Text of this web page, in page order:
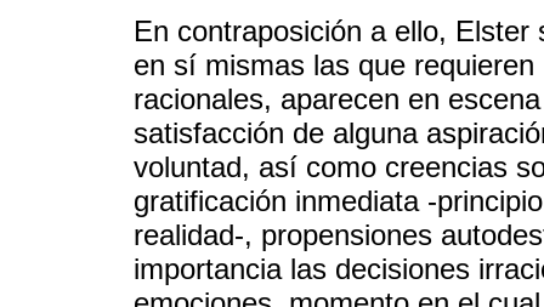
En contraposición a ello,
en sí mismas las que
racionales, aparecen en
satisfacción de alguna
voluntad, así como creencias
gratificación inmediata -
realidad-, propensiones
importancia las decisiones